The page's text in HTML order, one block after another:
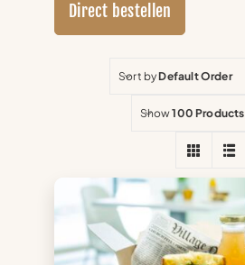
Direct bestellen
Sort byDefault Order
Show100 Products